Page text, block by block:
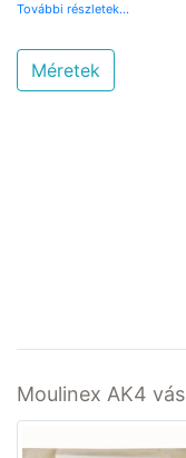
További részletek...
Méretek
Moulinex AK4